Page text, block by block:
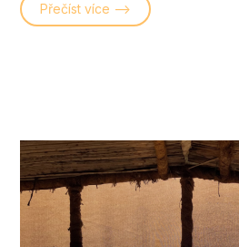
Přečíst více –>